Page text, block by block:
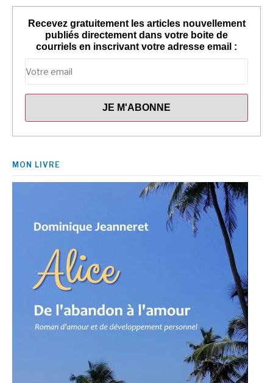
Recevez gratuitement les articles nouvellement
publiés directement dans votre boite de
courriels en inscrivant votre adresse email :
MON LIVRE